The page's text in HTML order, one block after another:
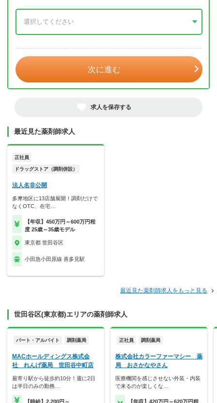
次に進む
求人を保存する
最近見た薬剤師求人
正社員
ドラッグストア（調剤併設）
法人名非公開
多摩地区に13店舗展開！調剤だけで
なくOTC、在宅…
【年収】450万円～600万円程
度 25歳～35歳モデル
東京都 世田谷区
小田急小田原線 喜多見駅
最近見た薬剤師求人をもっと見る
世田谷区(東京都)エリアの薬剤師求人
パート・アルバイト 調剤薬局
MACホールディングス株式会
社 れんげ薬局 世田谷中町店
最寄り駅から徒歩約10分！週に2日
は半日のみの勤務…
【時給】2,200円～
正社員 調剤薬局
株式会社カラーファーマシー 薬
局 おさかなやさん
医療機関を感じさせない外装・内装
で来るのが楽しくな…
【年収】420万円～620万円程